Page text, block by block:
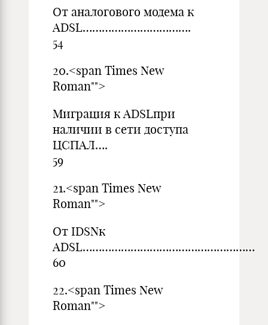
От аналогового модема к
54
20.<span Times New
Миграция к ADSLпри
наличии в сети доступа
ЦСПАЛ….
59
21.<span Times New
От IDSNк
60
22.<span Times New